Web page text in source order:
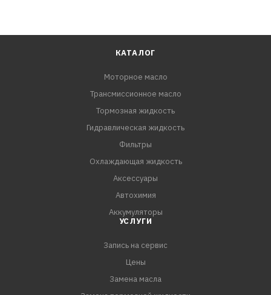
КАТАЛОГ
Моторное масло
Трансмиссионное масло
Тормозная жидкость
Гидравлическая жидкость
Фильтры
Охлаждающая жидкость
Аксессуары
Автохимия
Аккумуляторы
УСЛУГИ
Запись на сервис
Цены
Замена масла